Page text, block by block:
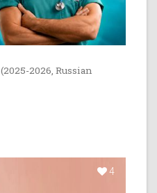
(2025-2026, Russian
4